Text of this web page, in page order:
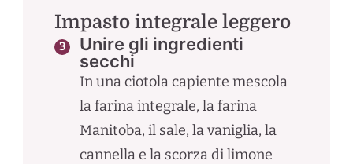
Impasto integrale leggero
Unire gli ingredienti
secchi
In una ciotola capiente mescola
la farina integrale, la farina
Manitoba, il sale, la vaniglia, la
cannella e la scorza di limone